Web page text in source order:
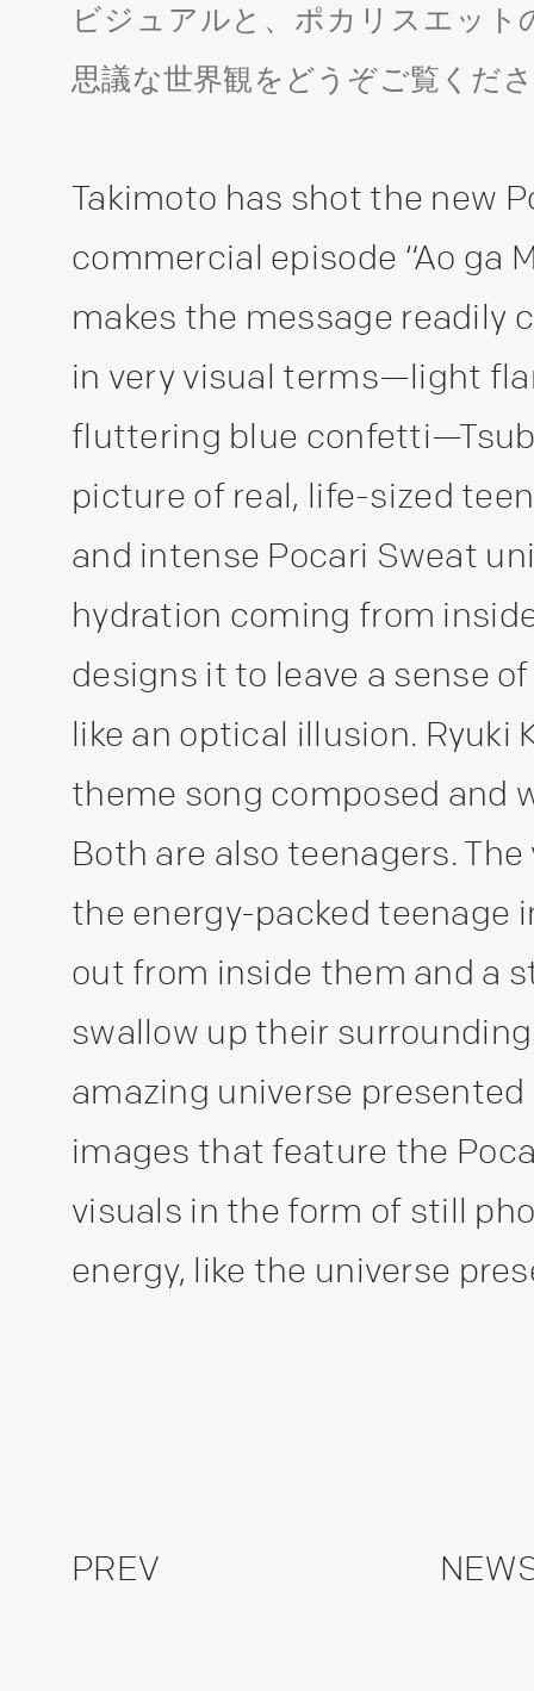
ビジュアルと、ポカリスエッ
思議な世界観をどうぞご覧くだ
Takimoto has shot the new
commercial episode “Ao ga
makes the message readily
in very visual terms—light
fluttering blue
picture of real, life-sized
and intense Pocari Sweat
hydration coming from
designs it to leave a sense
like an optical illusion. Ryuki
theme song composed and
Both are also teenagers.
the energy-packed teenage
out from inside them and a
swallow up their
amazing universe
images that feature the
visuals in the form of still
energy, like the universe
PREV